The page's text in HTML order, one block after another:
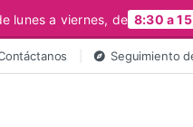
lunes a viernes, de 8:30 a
Seguimiento